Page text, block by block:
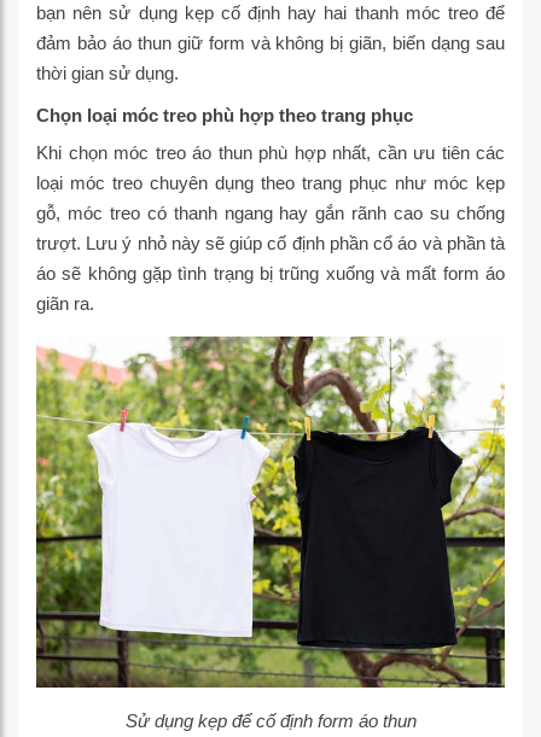
bạn nên sử dụng kẹp cố định hay hai thanh móc treo để
đảm bảo áo thun giữ form và không bị giãn, biến dạng sau
thời gian sử dụng.
Chọn loại móc treo phù hợp theo trang phục
Khi chọn móc treo áo thun phù hợp nhất, cần ưu tiên các
loại móc treo chuyên dụng theo trang phục như móc kẹp
gỗ, móc treo có thanh ngang hay gắn rãnh cao su chống
trượt. Lưu ý nhỏ này sẽ giúp cố định phần cổ áo và phần tà
áo sẽ không gặp tình trạng bị trũng xuống và mất form áo
giãn ra.
Sử dụng kẹp để cố định form áo thun